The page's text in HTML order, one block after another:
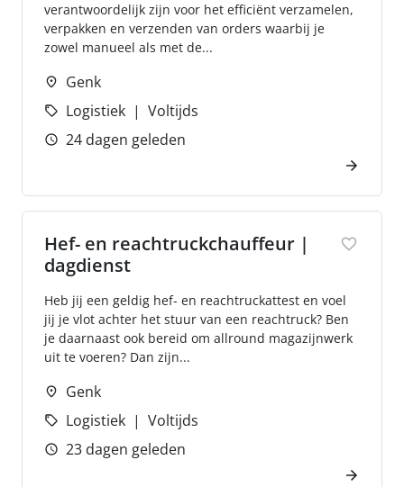
verantwoordelijk zijn voor het efficiënt verzamelen,
verpakken en verzenden van orders waarbij je
zowel manueel als met de...
Genk
Logistiek
Voltijds
24 dagen geleden
Hef- en reachtruckchauffeur |
dagdienst
Heb jij een geldig hef- en reachtruckattest en voel
jij je vlot achter het stuur van een reachtruck? Ben
je daarnaast ook bereid om allround magazijnwerk
uit te voeren? Dan zijn...
Genk
Logistiek
Voltijds
23 dagen geleden